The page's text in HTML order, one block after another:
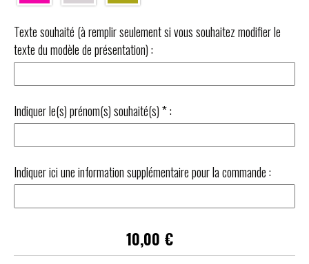
Texte souhaité (à remplir seulement si vous souhaitez modifier le
texte du modèle de présentation) :
Indiquer le(s) prénom(s) souhaité(s)*:
Indiquer ici une information supplémentaire pour la commande :
10,00 €